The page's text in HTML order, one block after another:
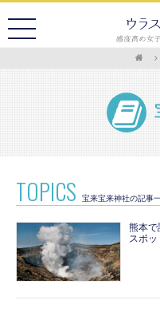
TOPICS 宝来宝来神社の記事
熊本
スポ